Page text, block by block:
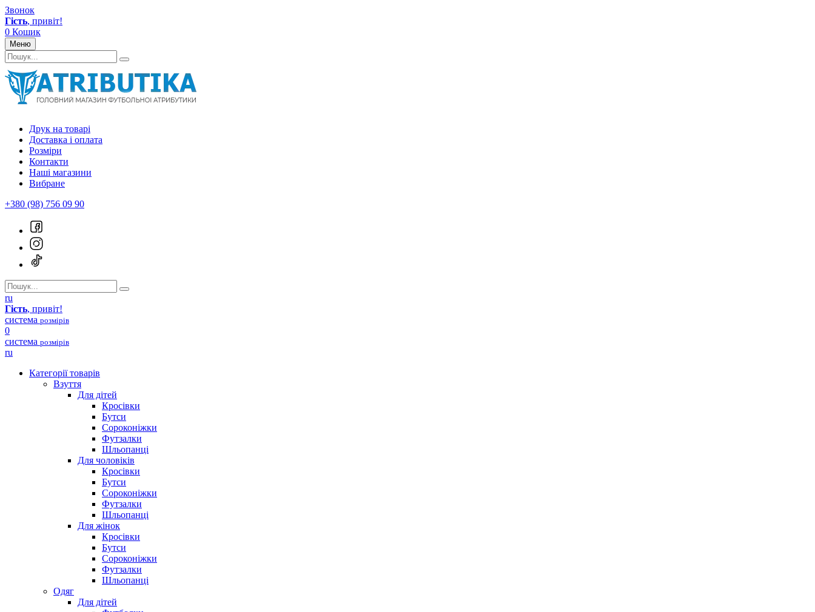
Звонок
Гість, привіт!
0 Кошик
Меню
Друк на товарі
Доставка і оплата
Розміри
Контакти
Наші магазини
Вибране
+380 (98) 756 09 90
ru
Гість, привіт!
система розмірів
0
система розмірів
ru
Категорії товарів
Взуття
Для дітей
Кросівки
Бутси
Сороконіжки
Футзалки
Шльопанці
Для чоловіків
Кросівки
Бутси
Сороконіжки
Футзалки
Шльопанці
Для жінок
Кросівки
Бутси
Сороконіжки
Футзалки
Шльопанці
Одяг
Для дітей